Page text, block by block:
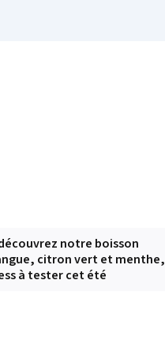
notre boisson
citron vert et menthe,
à tester cet été